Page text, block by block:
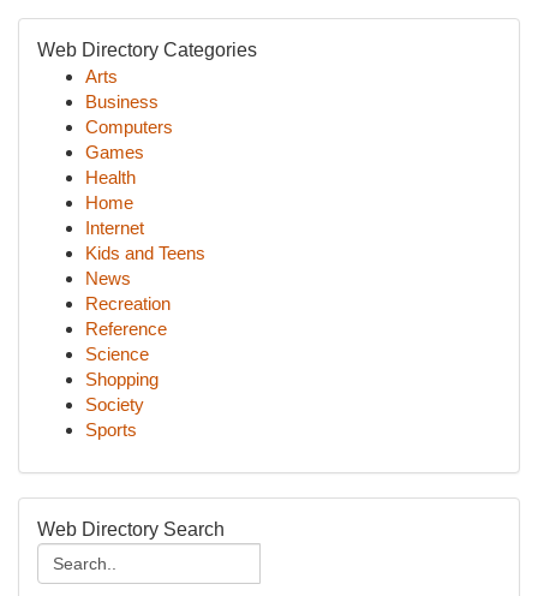
Web Directory Categories
Arts
Business
Computers
Games
Health
Home
Internet
Kids and Teens
News
Recreation
Reference
Science
Shopping
Society
Sports
Web Directory Search